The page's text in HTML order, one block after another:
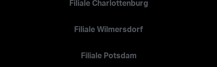
Filiale Charlottenburg
Filiale Wilmersdorf
Filiale Potsdam